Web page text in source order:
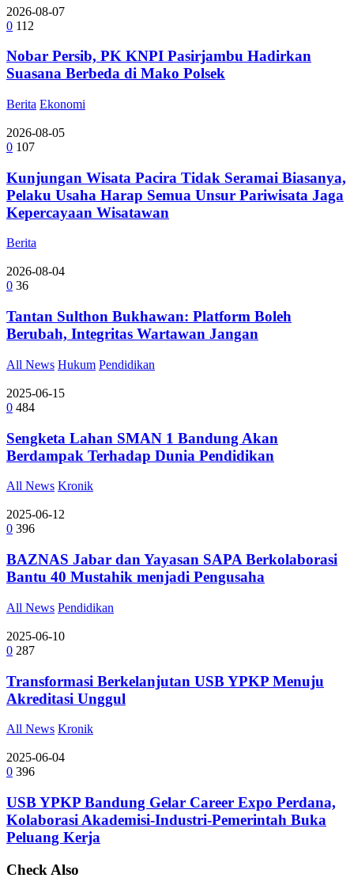
2026-08-07
0 112
Nobar Persib, PK KNPI Pasirjambu Hadirkan
Suasana Berbeda di Mako Polsek
Berita Ekonomi
2026-08-05
0 107
Kunjungan Wisata Pacira Tidak Seramai Biasanya,
Pelaku Usaha Harap Semua Unsur Pariwisata Jaga
Kepercayaan Wisatawan
Berita
2026-08-04
0 36
Tantan Sulthon Bukhawan: Platform Boleh
Berubah, Integritas Wartawan Jangan
All News Hukum Pendidikan
2025-06-15
0 484
Sengketa Lahan SMAN 1 Bandung Akan
Berdampak Terhadap Dunia Pendidikan
All News Kronik
2025-06-12
0 396
BAZNAS Jabar dan Yayasan SAPA Berkolaborasi
Bantu 40 Mustahik menjadi Pengusaha
All News Pendidikan
2025-06-10
0 287
Transformasi Berkelanjutan USB YPKP Menuju
Akreditasi Unggul
All News Kronik
2025-06-04
0 396
USB YPKP Bandung Gelar Career Expo Perdana,
Kolaborasi Akademisi-Industri-Pemerintah Buka
Peluang Kerja
Check Also